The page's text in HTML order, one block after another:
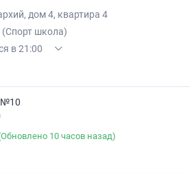
дом 4, квартира 4
школа)
в 21:00
№10
10 часов назад)